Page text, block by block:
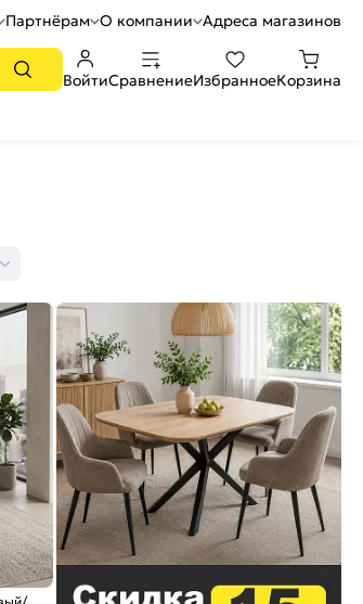
Партнёрам О компании Адреса магазинов
ВойтиСравнениеИзбранноеКорзина